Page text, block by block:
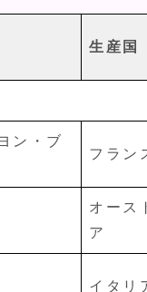
生産国
ン・ブ
フラン
オース
ア
イタリ